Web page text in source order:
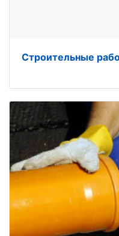
Строительные